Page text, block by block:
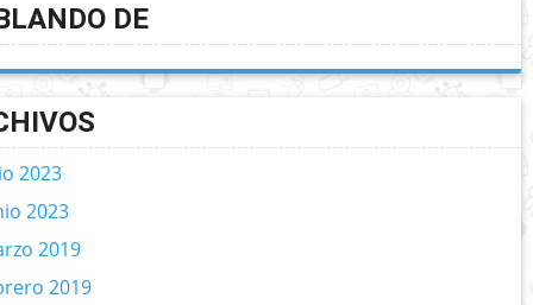
DE
2023
2023
2019
2019